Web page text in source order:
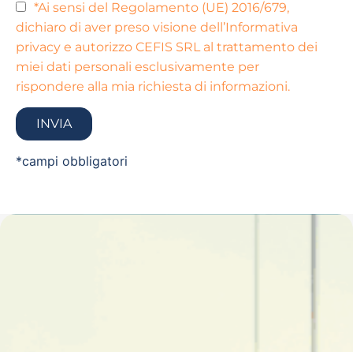
*Ai sensi del Regolamento (UE) 2016/679,
dichiaro di aver preso visione dell’Informativa
privacy e autorizzo CEFIS SRL al trattamento dei
miei dati personali esclusivamente per
rispondere alla mia richiesta di informazioni.
*campi obbligatori